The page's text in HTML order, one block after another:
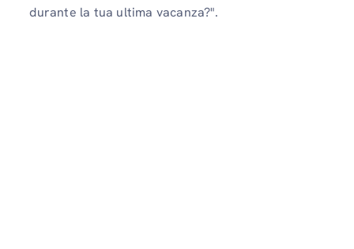
durante la tua ultima vacanza?".